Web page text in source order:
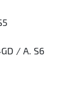
/ А. S6